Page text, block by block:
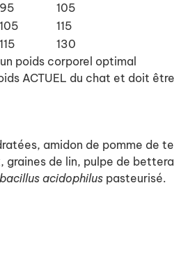
95
105
105
115
115
130
poids corporel optimal
ACTUEL du chat et doit
amidon de pomme de
graines de lin, pulpe de
acidophilus pasteurisé.